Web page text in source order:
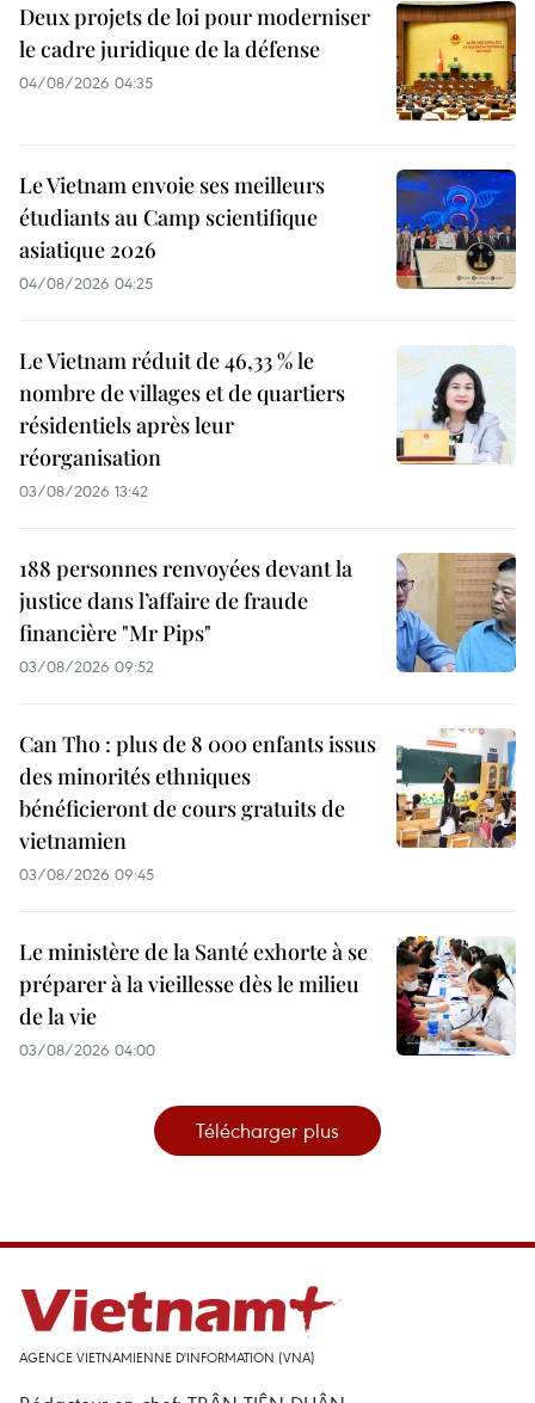
Deux projets de loi pour moderniser
le cadre juridique de la défense
04/08/2026 04:35
Le Vietnam envoie ses meilleurs
étudiants au Camp scientifique
asiatique 2026
04/08/2026 04:25
Le Vietnam réduit de 46,33 % le
nombre de villages et de quartiers
résidentiels après leur
réorganisation
03/08/2026 13:42
188 personnes renvoyées devant la
justice dans l’affaire de fraude
financière "Mr Pips"
03/08/2026 09:52
Can Tho : plus de 8 000 enfants issus
des minorités ethniques
bénéficieront de cours gratuits de
vietnamien
03/08/2026 09:45
Le ministère de la Santé exhorte à se
préparer à la vieillesse dès le milieu
de la vie
03/08/2026 04:00
Télécharger plus
AGENCE VIETNAMIENNE D'INFORMATION (VNA)